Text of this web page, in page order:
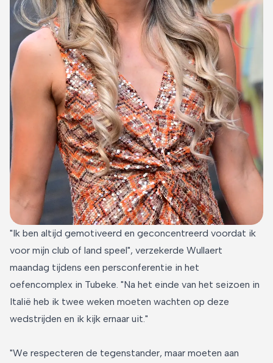
"Ik ben altijd gemotiveerd en geconcentreerd voordat ik
voor mijn club of land speel", verzekerde Wullaert
maandag tijdens een persconferentie in het
oefencomplex in Tubeke. "Na het einde van het seizoen in
Italië heb ik twee weken moeten wachten op deze
wedstrijden en ik kijk ernaar uit."
"We respecteren de tegenstander, maar moeten aan